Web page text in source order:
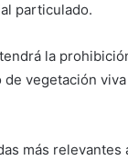
particulado.
la
vegetación
más